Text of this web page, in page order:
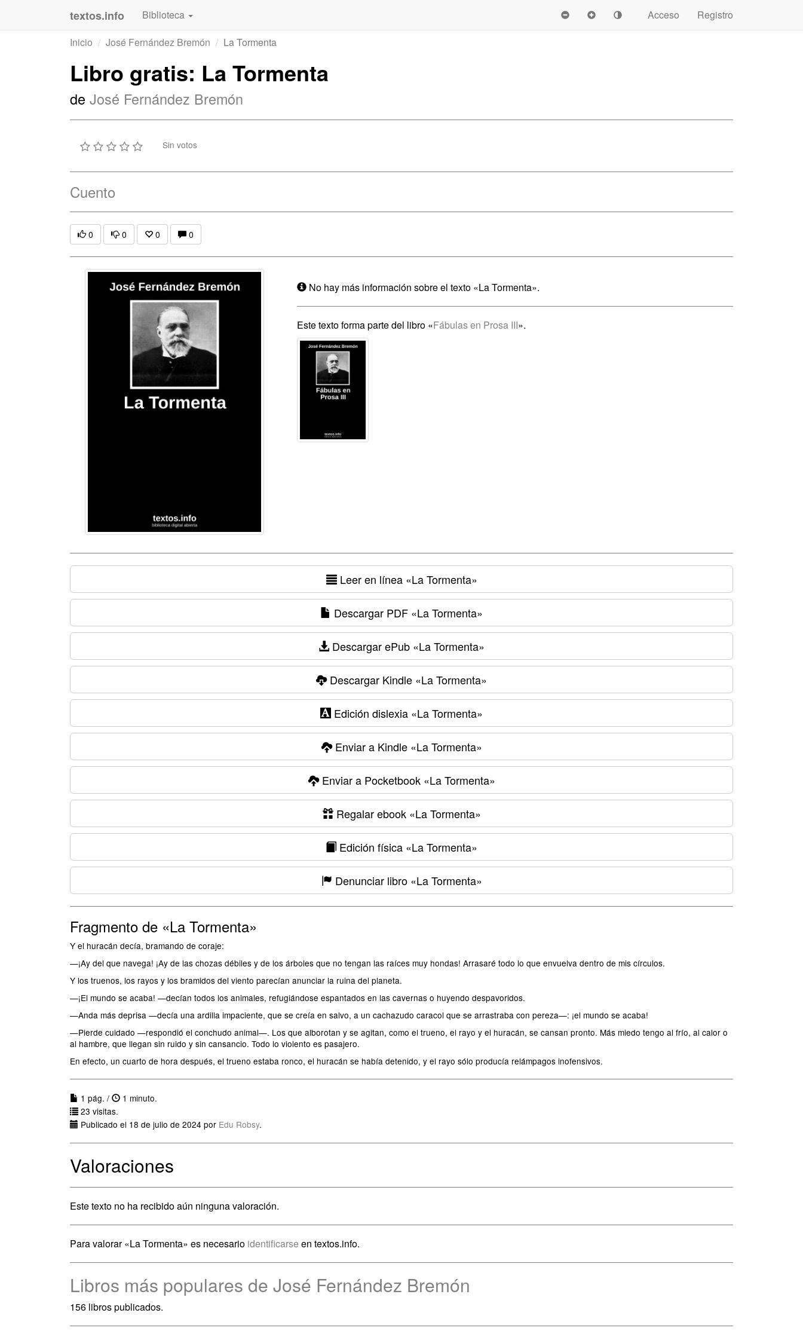
textos.info Biblioteca Acceso
Registro
Inicio
José Fernández Bremón La Tormenta
Libro gratis: La Tormenta
de José Fernández Bremón
Sin votos
Cuento
0 0 0 0
No hay más información sobre el texto «La Tormenta».
Este texto forma parte del libro «Fábulas en Prosa III».
Leer en línea«La Tormenta»
Descargar PDF «La Tormenta»
Descargar ePub «La Tormenta»
Descargar Kindle «La Tormenta»
Edición dislexia «La Tormenta»
Enviar a Kindle«La Tormenta»
Enviar a Pocketbook«La Tormenta»
Regalar ebook«La Tormenta»
Edición física «La Tormenta»
Denunciar libro«La Tormenta»
Fragmento de «La Tormenta»
Y el huracán decía, bramando de coraje:
—¡Ay del que navega! ¡Ay de las chozas débiles y de los árboles que no tengan las raíces muy hondas! Arrasaré todo lo que envuelva dentro de mis círculos.
Y los truenos, los rayos y los bramidos del viento parecían anunciar la ruina del planeta.
—¡El mundo se acaba! —decían todos los animales, refugiándose espantados en las cavernas o huyendo despavoridos.
—Anda más deprisa —decía una ardilla impaciente, que se creía en salvo, a un cachazudo caracol que se arrastraba con pereza—: ¡el mundo se acaba!
—Pierde cuidado —respondió el conchudo animal—. Los que alborotan y se agitan, como el trueno, el rayo y el huracán, se cansan pronto. Más miedo tengo al frío, al calor o
al hambre, que llegan sin ruido y sin cansancio. Todo lo violento es pasajero.
En efecto, un cuarto de hora después, el trueno estaba ronco, el huracán se había detenido, y el rayo sólo producía relámpagos inofensivos.
1 pág. /
1 minuto.
23 visitas.
Publicado el 18 de julio de 2024 por Edu Robsy.
Valoraciones
Este texto no ha recibido aún ninguna valoración.
Para valorar «La Tormenta» es necesario identificarse en textos.info.
Libros más populares de José Fernández Bremón
156 libros publicados.